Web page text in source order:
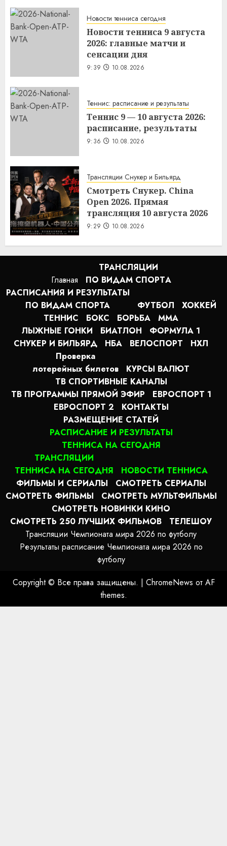
Новости тенниса сегодня
Новости тенниса 9 августа
2026: главные матчи и
сенсации дня
9:39 10.08.2026
Теннис: расписание и результаты
Теннис 9 — 10 августа 2026:
расписание, результаты
9:36 10.08.2026
Трансляции Снукер и Бильярд
Смотреть Снукер. China
Open 2026. Прямая
трансляция 10 августа 2026
9:29 10.08.2026
Главная
ТРАНСЛЯЦИИ
ПО ВИДАМ СПОРТA
РАСПИСАНИЯ И РЕЗУЛЬТАТЫ
ПО ВИДАМ СПОРТА
ФУТБОЛ
ХОККЕЙ
ТЕННИС
БОКС БОРЬБА
MMA
ЛЫЖНЫЕ ГОНКИ
БИАТЛОН
ФОРМУЛА 1
СНУКЕР И БИЛЬЯРД
НБА ВЕЛОСПОРТ
НХЛ
Проверка
лотерейных билетов
КУРСЫ ВАЛЮТ
ТВ СПОРТИВНЫЕ КАНАЛЫ
ТВ ПРОГРАММЫ ПРЯМОЙ ЭФИР
ЕВРОСПОРТ 1
ЕВРОСПОРТ 2
КОНТАКТЫ
РАЗМЕЩЕНИЕ СТАТЕЙ
РАСПИСАНИЕ И РЕЗУЛЬТАТЫ
ТЕННИСА НА СЕГОДНЯ
ТРАНСЛЯЦИИ
ТЕННИСА НА СЕГОДНЯ
НОВОСТИ ТЕННИСА
ФИЛЬМЫ И СЕРИАЛЫ
СМОТРЕТЬ СЕРИАЛЫ
СМОТРЕТЬ ФИЛЬМЫ
СМОТРЕТЬ МУЛЬТФИЛЬМЫ
СМОТРЕТЬ НОВИНКИ КИНО
СМОТРЕТЬ 250 ЛУЧШИХ ФИЛЬМОВ
ТЕЛЕШОУ
Трансляции Чемпионата мира 2026 по футболу
Результаты расписание Чемпионата мира 2026 по
футболу
Copyright © Все права защищены. | ChromeNews от AF
themes.